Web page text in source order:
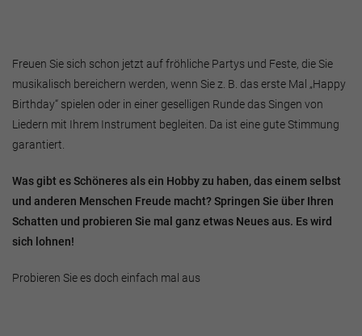
Freuen Sie sich schon jetzt auf fröhliche Partys und Feste, die Sie
musikalisch bereichern werden, wenn Sie z. B. das erste Mal „Happy
Birthday“ spielen oder in einer geselligen Runde das Singen von
Liedern mit Ihrem Instrument begleiten. Da ist eine gute Stimmung
garantiert.
Was gibt es Schöneres als ein Hobby zu haben, das einem selbst
und anderen Menschen Freude macht? Springen Sie über Ihren
Schatten und probieren Sie mal ganz etwas Neues aus. Es wird
sich lohnen!
Probieren Sie es doch einfach mal aus